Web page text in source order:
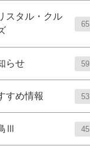
スタル・クル
65
らせ 59
すめ情報 53
Ⅲ 45